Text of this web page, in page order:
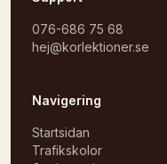
076-686 75 68
hej@korlektioner.se
Navigering
Startsidan
Trafikskolor